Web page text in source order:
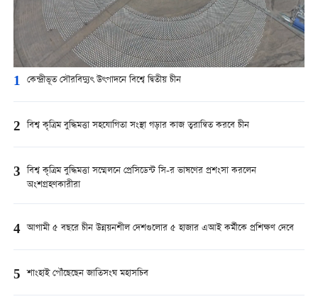
1 কেন্দ্রীভূত সৌরবিদ্যুৎ উৎপাদনে বিশ্বে দ্বিতীয় চীন
2 বিশ্ব কৃত্রিম বুদ্ধিমত্তা সহযোগিতা সংস্থা গড়ার কাজ ত্বরান্বিত করবে চীন
3 বিশ্ব কৃত্রিম বুদ্ধিমত্তা সম্মেলনে প্রেসিডেন্ট সি-র ভাষণের প্রশংসা করলেন
অংশগ্রহণকারীরা
4 আগামী ৫ বছরে চীন উন্নয়নশীল দেশগুলোর ৫ হাজার এআই কর্মীকে প্রশিক্ষণ দেবে
5 শাংহাই পৌঁছেছেন জাতিসংঘ মহাসচিব